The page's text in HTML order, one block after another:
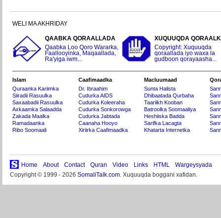
WELI MA AKHRIDAY
QAABKA QORAALLADA
Qaabka Loo Qoro Wararka,
Faallooyinka, Maqaallada,
Ra'yiga iwm...
XUQUUQDA
Copyright: Xuquuqda
qoraallada iyo waxa la
gudboon qorayaasha...
Islam
Quraanka Kariimka
Siiradii Rasuulka
Saxaabadii Rasuulka
Axkaamka Salaadda
Zakada Maalka
Ramadaanka
Ribo Soomaali
Caafimaadka
Dr. Ibraahim
Cudurka AIDS
Cudurka Koleeraha
Cudurka Sonkorowga
Cudurka Jabtada
Caanaha Hooyo
Xiriirka Caafimaadka
Macluumaad
Sunta Halista
Dhibaatada Qurbaha
Taariikh Kooban
Batroolka Soomaaliya
Heshiiska Badda
Sarifka Lacagta
Khatarta Internetka
Home About Contact Quran Video Links HTML
Wargeysyada
Copyright © 1999 - 2026 SomaliTalk.com. Xuquuqda boggani xafidan.